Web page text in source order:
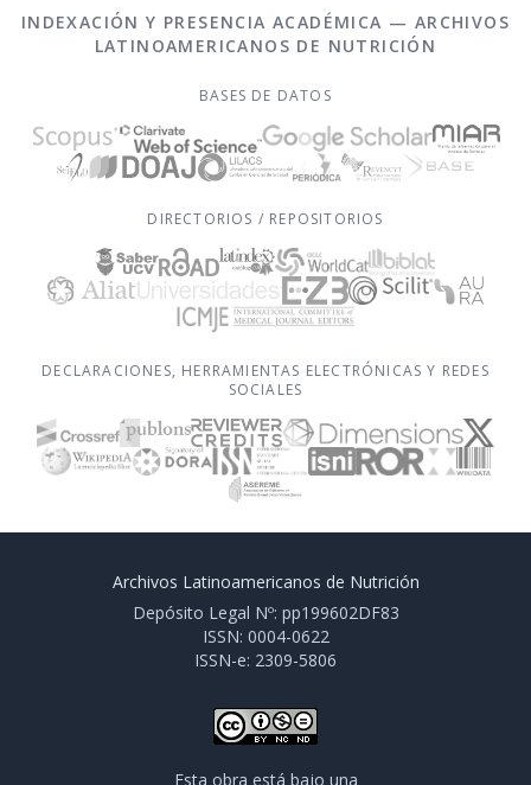
INDEXACIÓN Y PRESENCIA ACADÉMICA — ARCHIVOS
LATINOAMERICANOS DE NUTRICIÓN
BASES DE DATOS
DIRECTORIOS / REPOSITORIOS
DECLARACIONES, HERRAMIENTAS ELECTRÓNICAS Y REDES
SOCIALES
Archivos Latinoamericanos de Nutrición
Depósito Legal Nº: pp199602DF83
ISSN: 0004-0622
ISSN-e: 2309-5806
Esta obra está bajo una